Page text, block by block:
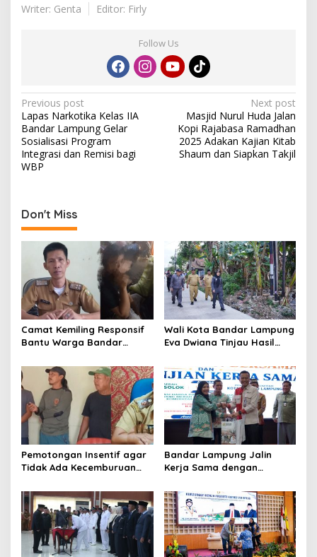
Writer: Genta
Editor: Firly
Follow Us
P
o
s
t
a
v
i
a
t
i
o
n
Previous post
Lapas Narkotika Kelas IIA
Bandar Lampung Gelar
Sosialisasi Program
Integrasi dan Remisi bagi
WBP
Next post
Masjid Nurul Huda Jalan
Kopi Rajabasa Ramadhan
2025 Adakan Kajian Kitab
Shaum dan Siapkan Takjil
Don't Miss
Camat Kemiling Responsif
Bantu Warga Bandar
Anak Putus Sekolah
Wali Kota Bandar Lampung
Eva Dwiana Tinjau Hasil
di Way Laga
Pemotongan Insentif agar
Tidak Ada Kecemburuan
Kesepakatan Linmas
Pematang Wangi Bersama
Bandar Lampung Jalin
Kerja Sama dengan
Ketahanan Pangan dan
Kendalikan Inflasi